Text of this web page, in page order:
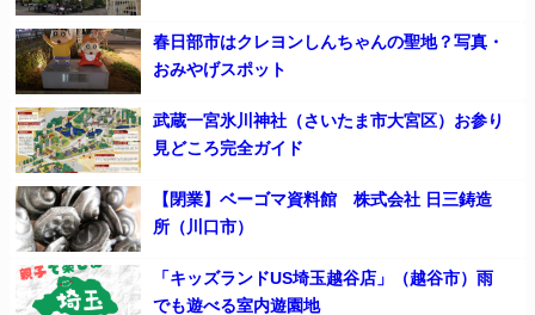
春日部市はクレヨンしんちゃんの聖地？写真・
おみやげスポット
武蔵一宮氷川神社（さいたま市大宮区）お参り
見どころ完全ガイド
【閉業】ベーゴマ資料館 株式会社 日三鋳造
所（川口市）
「キッズランドUS埼玉越谷店」（越谷市）雨
でも遊べる室内遊園地